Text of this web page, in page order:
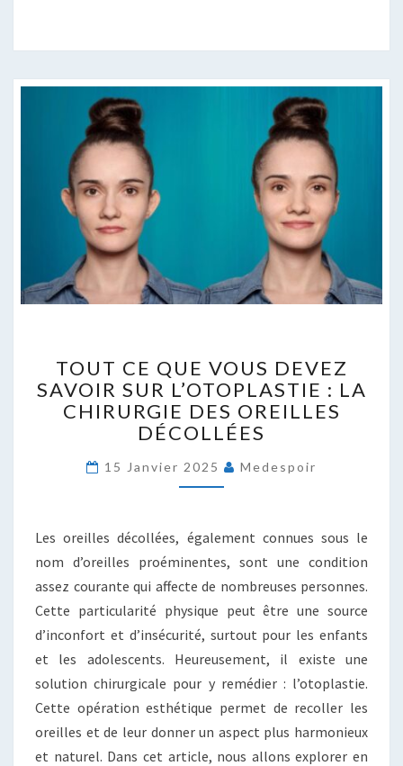
CE
QUE
VOUS
DEVEZ
SUR
L’OTOPLASTIE
CHIRURGIE
DES
OREILLES
DÉCOLLÉES
TOUT CE QUE VOUS DEVEZ
SAVOIR SUR L’OTOPLASTIE : LA
CHIRURGIE DES OREILLES
DÉCOLLÉES
15 Janvier 2025 Medespoir
Les oreilles décollées, également connues sous le
nom d’oreilles proéminentes, sont une condition
assez courante qui affecte de nombreuses personnes.
Cette particularité physique peut être une source
d’inconfort et d’insécurité, surtout pour les enfants
et les adolescents. Heureusement, il existe une
solution chirurgicale pour y remédier : l’otoplastie.
Cette opération esthétique permet de recoller les
oreilles et de leur donner un aspect plus harmonieux
et naturel. Dans cet article, nous allons explorer en